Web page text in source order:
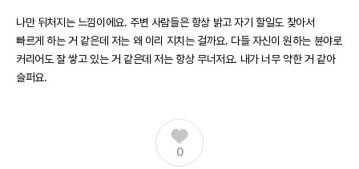
나만 뒤처지는 느낌이에요. 주변 사람들은 항상 밝고 자기 할일도 찾아서
빠르게 하는 거 같은데 저는 왜 이리 지치는 걸까요. 다들 자신이 원하는 뷴야로
커리어도 잘 쌓고 있는 거 같은데 저는 항상 무너저요. 내가 너무 약한 거 같아
슬퍼요.
0